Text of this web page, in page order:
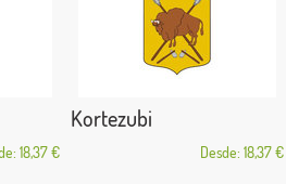
18,37 €
Kortezubi
Desde: 18,37 €